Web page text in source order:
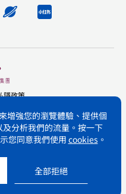
增強您的瀏覽體驗、提供個
分析我們的流量。按一下
您同意我們使用 cookies 。
全部拒絕
店(香港)有限公司
Company Limited.
隱政策